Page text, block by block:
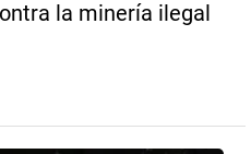
la minería ilegal